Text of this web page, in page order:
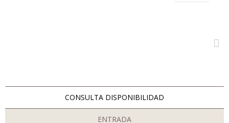
CONSULTA DISPONIBILIDAD
ENTRADA